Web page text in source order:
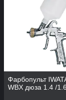
Фарбопульт
WBX дюза 1.4 /